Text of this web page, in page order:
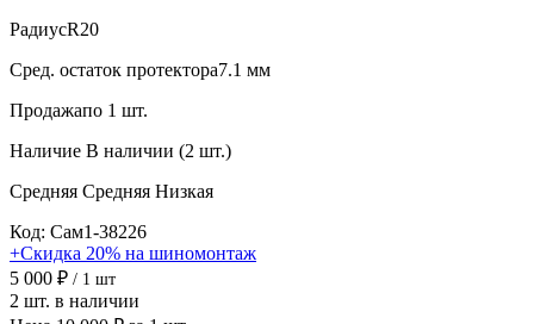
РадиусR20
Сред. остаток протектора7.1 мм
Продажапо 1 шт.
Наличие В наличии (2 шт.)
Средняя Средняя Низкая
Код: Сам1-38226
+Скидка 20% на шиномонтаж
5 000 ₽ / 1 шт
2 шт. в наличии